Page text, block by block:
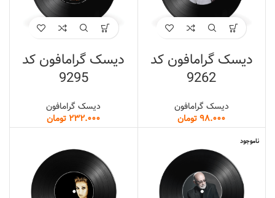
دیسک گرامافون کد
9262
دیسک گرامافون
تومان
دیسک گرامافون کد
9295
دیسک گرامافون
تومان
ناموجود